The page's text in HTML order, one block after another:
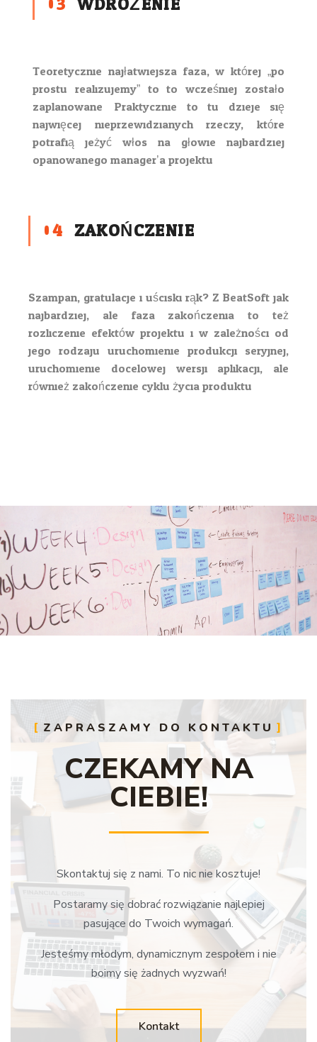
Teoretycznie najłatwiejsza faza, w której „po
prostu realizujemy” to to wcześniej zostało
zaplanowane. Praktycznie to tu dzieje się
najwięcej nieprzewidzianych rzeczy, które
potrafią jeżyć włos na głowie najbardziej
opanowanego manager’a projektu.
04 ZAKOŃCZENIE
Szampan, gratulacje i uściski rąk? Z BeatSoft jak
najbardziej, ale faza zakończenia to też
rozliczenie efektów projektu i w zależności od
jego rodzaju uruchomienie produkcji seryjnej,
uruchomienie docelowej wersji aplikacji, ale
również zakończenie cyklu życia produktu.
ZAPRASZAMY DO KONTAKTU
CZEKAMY NA
CIEBIE!
Skontaktuj się z nami. To nic nie kosztuje!
Postaramy się dobrać rozwiązanie najlepiej
pasujące do Twoich wymagań.
Jesteśmy młodym, dynamicznym zespołem i nie
boimy się żadnych wyzwań!
Kontakt